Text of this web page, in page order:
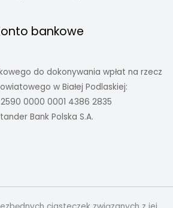
bankowe
do dokonywania wpłat na rzecz
w Białej Podlaskiej:
0000 0001 4386 2835
Bank Polska S.A.